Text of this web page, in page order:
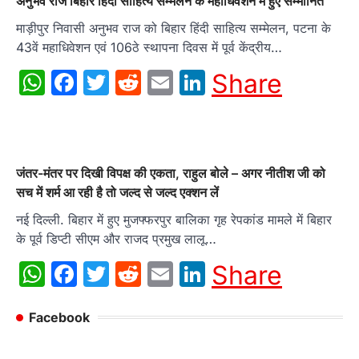
माड़ीपुर निवासी अनुभव राज को बिहार हिंदी साहित्य सम्मेलन, पटना के
43वें महाधिवेशन एवं 106ठे स्थापना दिवस में पूर्व केंद्रीय…
WhatsApp
Facebook
Twitter
Reddit
EmailLinkedIn
Share
जंतर-मंतर पर दिखी विपक्ष की एकता, राहुल बोले – अगर नीतीश जी को
सच में शर्म आ रही है तो जल्द से जल्द एक्शन लें
नई दिल्ली. बिहार में हुए मुजफ्फरपुर बालिका गृह रेपकांड मामले में बिहार
के पूर्व डिप्टी सीएम और राजद प्रमुख लालू…
WhatsApp
Facebook
Twitter
Reddit
EmailLinkedIn
Share
Facebook